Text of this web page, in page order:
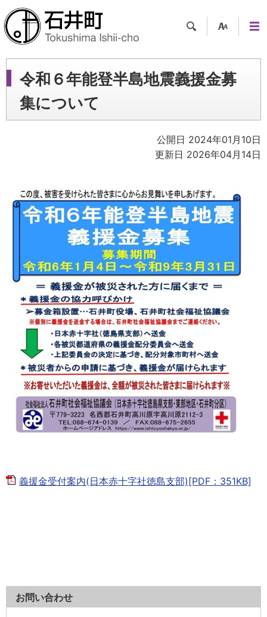
ツー
ル
ュー
令和６年能登半島地震義援金募
集について
公開日 2024年01月10日
更新日 2026年04月14日
義援金受付案内(日本赤十字社徳島支部)[PDF：351KB]
お問い合わせ